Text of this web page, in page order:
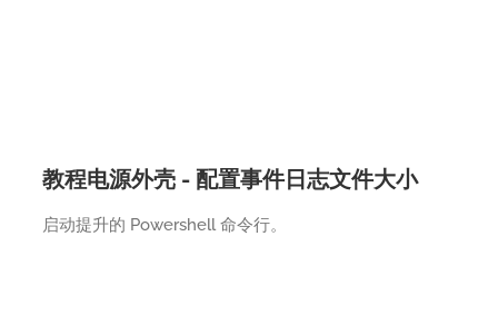
教程电源外壳 - 配置事件日志文件大小
启动提升的 Powershell 命令行。